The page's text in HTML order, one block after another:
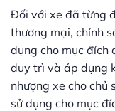
Đối với xe đã từng
thương mại, chính
dụng cho mục đích
duy trì và áp dụng
nhượng xe cho chủ
sử dụng cho mục